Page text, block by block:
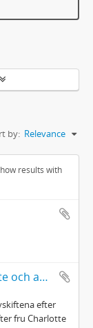
by: Relevance
results with
Åke Hammarskjölds papper: Arvskifte och andra juridiska handlingar
efter
fru Charlotte